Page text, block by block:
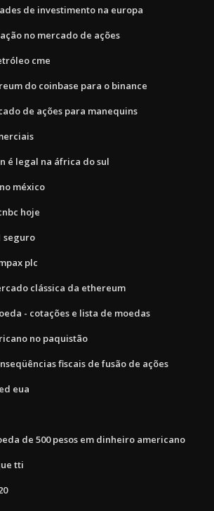
de investimento na europa
no mercado de ações
cme
do coinbase para o binance
de ações para manequins
é legal na áfrica do sul
méxico
hoje
seguro
plc
clássica da ethereum
- cotações e lista de moedas
no paquistão
fiscais de fusão de ações
eua
de 500 pesos em dinheiro americano
tti